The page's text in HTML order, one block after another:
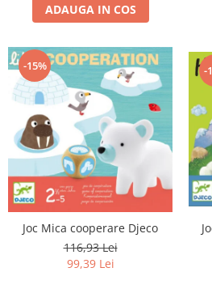
ADAUGA IN COS
-15%
Joc Mica cooperare Djeco
116,93 Lei
99,39 Lei
-